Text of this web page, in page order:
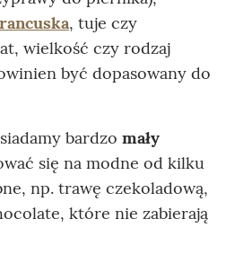
, tuje czy
wielkość czy rodzaj
być dopasowany do
bardzo mały
się na modne od kilku
np. trawę czekoladową,
które nie zabierają